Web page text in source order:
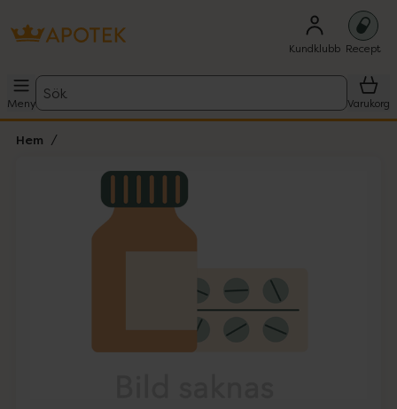
Kundklubb Recept
Meny
Sök
Varukorg
Hem
Lista: . Innehåller 1 objekt.